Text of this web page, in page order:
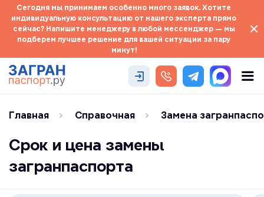
Сегодня мы принимаем особенно много заявок. Хотите
индивидуальную консультацию от нашего эксперта прямо
сейчас? Напишите менеджеру в любой мессенджер — мы
подберем лучшее решение для вашей ситуации за пару
минут!
Главная Справочная Замена
Срок и цена замены
загранпаспорта